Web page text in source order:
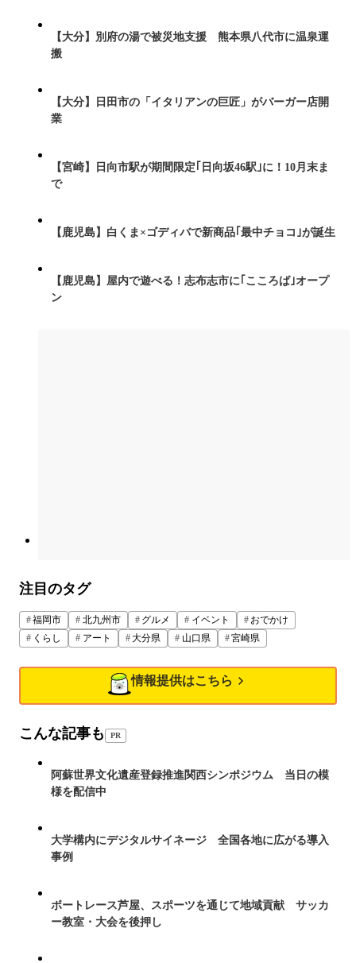
【大分】別府の湯で被災地支援 熊本県八代市に温泉運
搬
【大分】日田市の「イタリアンの巨匠」がバーガー店開
業
【宮崎】日向市駅が期間限定｢日向坂46駅｣に！10月末ま
で
【鹿児島】白くま×ゴディバで新商品｢最中チョコ｣が誕生
【鹿児島】屋内で遊べる！志布志市に｢こころば｣オープ
ン
注目のタグ
福岡市 北九州市 グルメ イベント
おでかけ
くらし
アート 大分県 山口県 宮崎県
情報提供はこちら
こんな記事も PR
阿蘇世界文化遺産登録推進関西シンポジウム 当日の模
様を配信中
大学構内にデジタルサイネージ 全国各地に広がる導入
事例
ボートレース芦屋、スポーツを通じて地域貢献 サッカ
ー教室・大会を後押し